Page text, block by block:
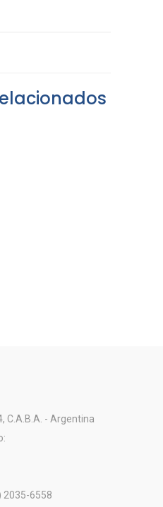
C.A.B.A. - Argentina
2035-6558